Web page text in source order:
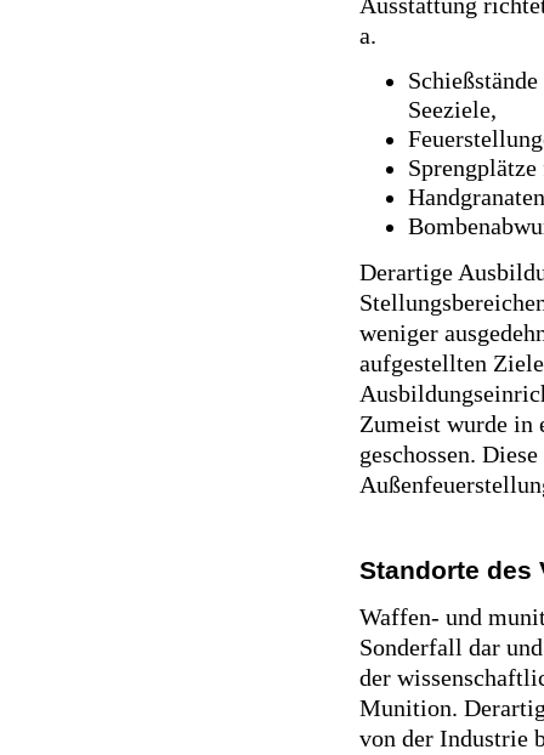
a.
Seeziele,
Derartige
weniger
aufgestellten
Zumeist wurde in
geschossen.
Standorte des
Waffen- und
Sonderfall dar
der
Munition.
von der Industrie